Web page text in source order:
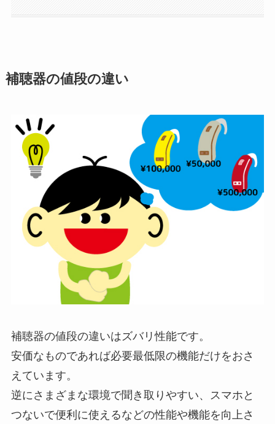
補聴器の値段の違い
補聴器の値段の違いはズバリ性能です。
安価なものであれば必要最低限の機能だけをおさ
えています。
逆にさまざまな環境で聞き取りやすい、スマホと
つないで便利に使えるなどの性能や機能を向上さ